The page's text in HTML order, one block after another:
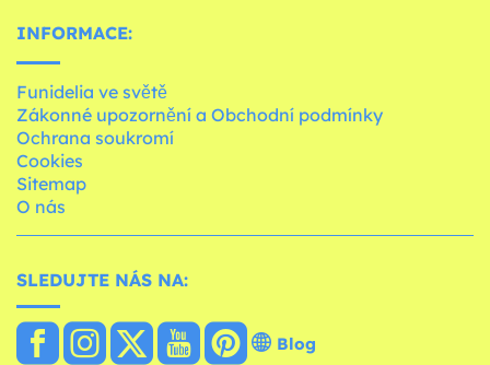
INFORMACE:
Funidelia ve světě
Zákonné upozornění a Obchodní podmínky
Ochrana soukromí
Cookies
Sitemap
O nás
SLEDUJTE NÁS NA:
Blog